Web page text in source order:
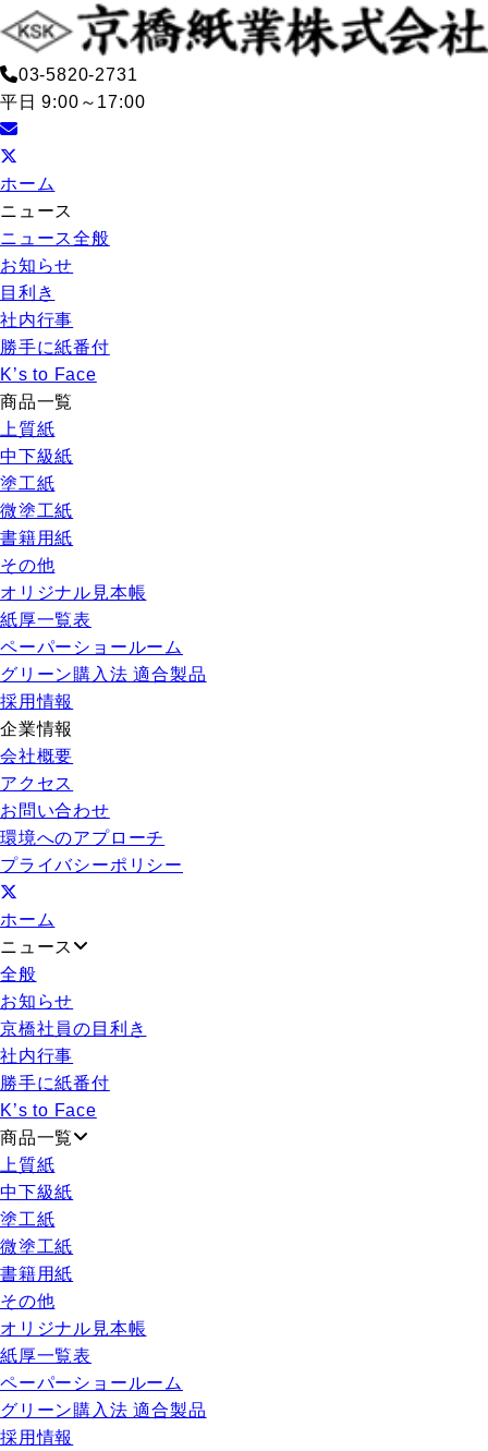
03-5820-2731
平日 9:00～17:00
ホーム
ニュース
ニュース全般
お知らせ
目利き
社内行事
勝手に紙番付
K’s to Face
商品一覧
上質紙
中下級紙
塗工紙
微塗工紙
書籍用紙
その他
オリジナル見本帳
紙厚一覧表
ペーパーショールーム
グリーン購入法 適合製品
採用情報
企業情報
会社概要
アクセス
お問い合わせ
環境へのアプローチ
プライバシーポリシー
ホーム
ニュース
全般
お知らせ
京橋社員の目利き
社内行事
勝手に紙番付
K’s to Face
商品一覧
上質紙
中下級紙
塗工紙
微塗工紙
書籍用紙
その他
オリジナル見本帳
紙厚一覧表
ペーパーショールーム
グリーン購入法 適合製品
採用情報